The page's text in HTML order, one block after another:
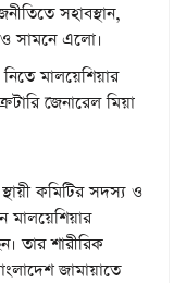
সহাবস্থান,
সামনে এলো।
মালয়েশিয়ার
জেনারেল মিয়া
কমিটির সদস্য ও
মালয়েশিয়ার
তার শারীরিক
জামায়াতে